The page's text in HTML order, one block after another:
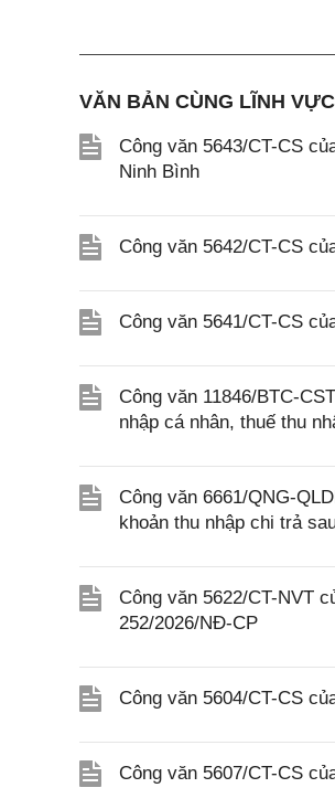
VĂN BẢN CÙNG LĨNH VỰC
Công văn 5643/CT-CS
Ninh Bình
Công văn 5642/CT-CS
Công văn 5641/CT-CS
Công văn 11846/BTC-
nhập cá nhân, thuế thu
Công văn 6661/QNG-
khoản thu nhập chi trả
Công văn 5622/CT-NVT
252/2026/NĐ-CP
Công văn 5604/CT-CS
Công văn 5607/CT-CS